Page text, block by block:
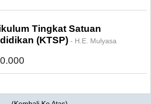
Tingkat Satuan
(KTSP) - H.E. Mulyasa